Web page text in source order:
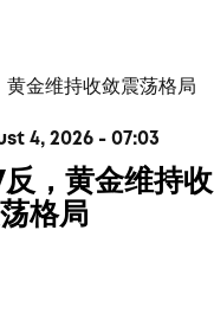
4, 2026 - 07:03
，黄金维持收
格局